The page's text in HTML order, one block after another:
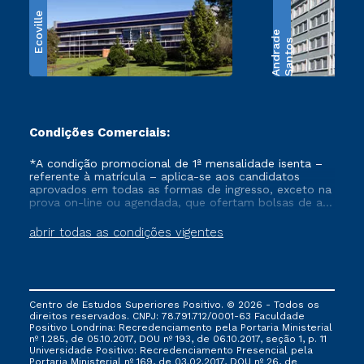
Ecoville
S
a
n
t
o
s
A
n
d
r
a
d
e
Condições Comerciais:
abrir todas as condições vigentes
*A condição promocional de 1ª mensalidade isenta –
referente à matrícula – aplica-se aos candidatos
aprovados em todas as formas de ingresso, exceto na
prova on-line ou agendada, que ofertam bolsas de até
vigente, que ainda não tenham efetivado e/ou não
tenham cancelado ou trancado sua matrícula em uma
via FIES, Prouni e outros programas governamentais, e
não se acumula com nenhuma outra campanha
ofertada pela Instituição.
Centro de Estudos Superiores Positivo. © 2026 - Todos os
direitos reservados. CNPJ: 78.791.712/0001-63 Faculdade
Positivo Londrina: Recredenciamento pela Portaria Ministerial
nº 1.285, de 05.10.2017, DOU nº 193, de 06.10.2017, seção 1, p. 11
Universidade Positivo: Recredenciamento Presencial ​pela
Portaria Ministerial nº 169, de 03.02.2017, DOU nº 26, de